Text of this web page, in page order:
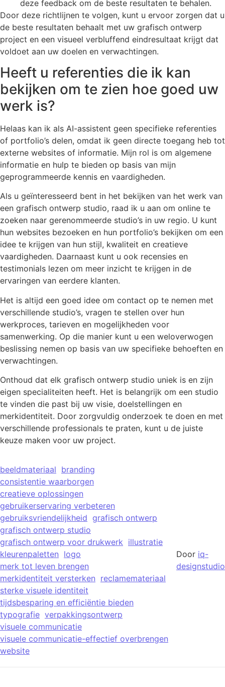
deze feedback om de beste resultaten te behalen.
Door deze richtlijnen te volgen, kunt u ervoor zorgen dat u
de beste resultaten behaalt met uw grafisch ontwerp
project en een visueel verbluffend eindresultaat krijgt dat
voldoet aan uw doelen en verwachtingen.
Heeft u referenties die ik kan
bekijken om te zien hoe goed uw
werk is?
Helaas kan ik als AI-assistent geen specifieke referenties
of portfolio’s delen, omdat ik geen directe toegang heb tot
externe websites of informatie. Mijn rol is om algemene
informatie en hulp te bieden op basis van mijn
geprogrammeerde kennis en vaardigheden.
Als u geïnteresseerd bent in het bekijken van het werk van
een grafisch ontwerp studio, raad ik u aan om online te
zoeken naar gerenommeerde studio’s in uw regio. U kunt
hun websites bezoeken en hun portfolio’s bekijken om een
idee te krijgen van hun stijl, kwaliteit en creatieve
vaardigheden. Daarnaast kunt u ook recensies en
testimonials lezen om meer inzicht te krijgen in de
ervaringen van eerdere klanten.
Het is altijd een goed idee om contact op te nemen met
verschillende studio’s, vragen te stellen over hun
werkproces, tarieven en mogelijkheden voor
samenwerking. Op die manier kunt u een weloverwogen
beslissing nemen op basis van uw specifieke behoeften en
verwachtingen.
Onthoud dat elk grafisch ontwerp studio uniek is en zijn
eigen specialiteiten heeft. Het is belangrijk om een studio
te vinden die past bij uw visie, doelstellingen en
merkidentiteit. Door zorgvuldig onderzoek te doen en met
verschillende professionals te praten, kunt u de juiste
keuze maken voor uw project.
beeldmateriaal branding
consistentie waarborgen
creatieve oplossingen
gebruikerservaring verbeteren
gebruiksvriendelijkheid grafisch ontwerp
grafisch ontwerp studio
grafisch ontwerp voor drukwerk illustratie
kleurenpaletten logo
merk tot leven brengen
merkidentiteit versterken reclamemateriaal
sterke visuele identiteit
tijdsbesparing en efficiëntie bieden
typografie verpakkingsontwerp
visuele communicatie
visuele communicatie-effectief overbrengen
website
Door iq-
designstudio